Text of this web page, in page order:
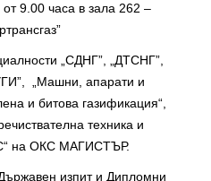
9.00 часа в зала 262 –
„СДНГ”, „ДТСНГ”,
„Машни, апарати и
и битова газификация“,
техника и
на ОКС МАГИСТЪР.
изпит и Дипломни